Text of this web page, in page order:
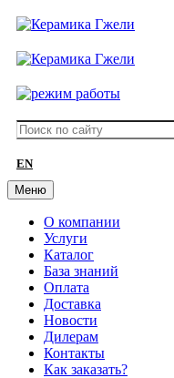
EN
Меню
О компании
Услуги
Каталог
База знаний
Оплата
Доставка
Новости
Дилерам
Контакты
Как заказать?